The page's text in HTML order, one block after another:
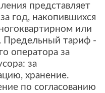
представляет
год, накопившихся
или
Предельный тариф -
оператора за
за
хранение.
по согласованию